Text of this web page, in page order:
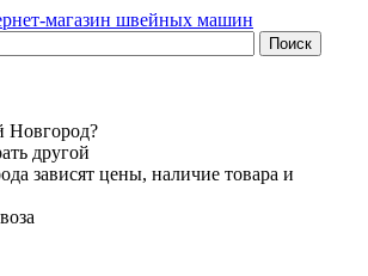
?
другой
зависят цены, наличие товара и